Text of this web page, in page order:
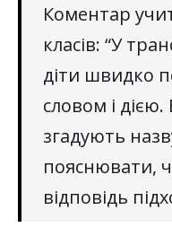
Коментар
класів: “У
діти швидко
словом і
згадують
пояснювати,
відповідь